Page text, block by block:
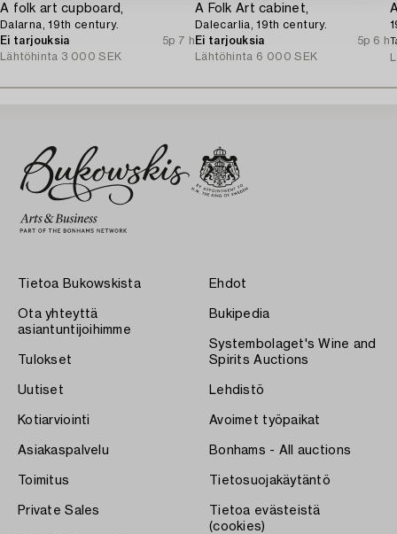
A folk art cupboard,
Dalarna, 19th century.
Ei tarjouksia
5p 7 h
Lähtöhinta 3 000 SEK
A Folk Art cabinet,
Dalecarlia, 19th century.
Ei tarjouksia
5p 6 h
Lähtöhinta 6 000 SEK
Tietoa Bukowskista
Ota yhteyttä
asiantuntijoihimme
Tulokset
Uutiset
Kotiarviointi
Asiakaspalvelu
Toimitus
Private Sales
Ehdot
Bukipedia
Systembolaget's Wine and
Spirits Auctions
Lehdistö
Avoimet työpaikat
Bonhams - All auctions
Tietosuojakäytäntö
Tietoa evästeistä
(cookies)